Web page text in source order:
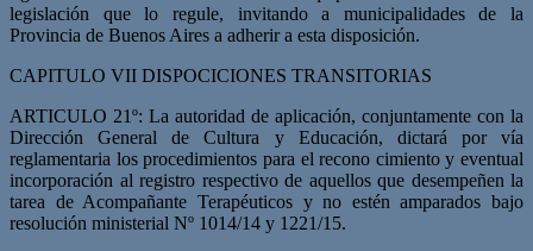
legislación que lo regule, invitando a municipalidades de la
Provincia de Buenos Aires a adherir a esta disposición.
CAPITULO VII DISPOCICIONES TRANSITORIAS
ARTICULO 21º: La autoridad de aplicación, conjuntamente con la
Dirección General de Cultura y Educación, dictará por vía
reglamentaria los procedimientos para el recono­ cimiento y eventual
incorporación al registro respectivo de aquellos que desempeñen la
tarea de Acompañante Terapéuticos y no estén amparados bajo
resolución ministerial Nº 1014/14 y 1221/15.